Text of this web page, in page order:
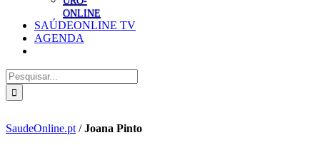
ONLINE
SAÚDEONLINE TV
AGENDA
Pesquisar
SaudeOnline.pt /Joana Pinto